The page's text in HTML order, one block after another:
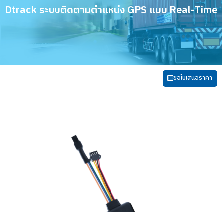
Dtrack ระบบติดตามตำแหน่ง GPS แบบ Real-Time
ขอใบเสนอราคา